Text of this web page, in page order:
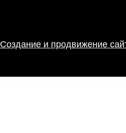
Создание и продвижение